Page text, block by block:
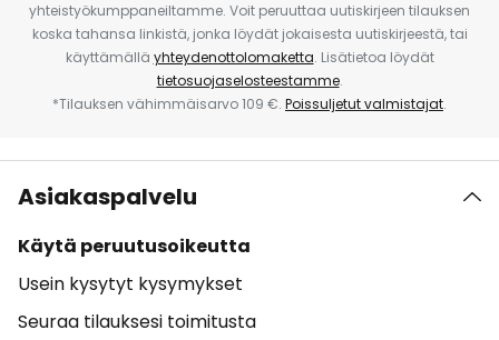
yhteistyökumppaneiltamme. Voit peruuttaa uutiskirjeen tilauksen
koska tahansa linkistä, jonka löydät jokaisesta uutiskirjeestä, tai
käyttämällä yhteydenottolomaketta. Lisätietoa löydät
tietosuojaselosteestamme.
*Tilauksen vähimmäisarvo 109 €. Poissuljetut valmistajat.
Asiakaspalvelu
Käytä peruutusoikeutta
Usein kysytyt kysymykset
Seuraa tilauksesi toimitusta